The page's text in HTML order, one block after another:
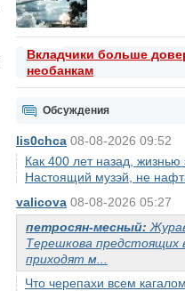
Вкладчики больше
необанкам
Обсуждения
lis0chca 08-08-2026 09:52
Как 400 лет назад, жизнью
Настоящий музэй, не
valicova 08-08-2026 05:27
петросян-месный:
Терешкова предстоящих
приходят м...
Что черепахи всем